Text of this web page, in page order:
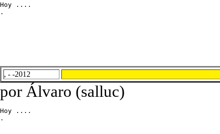
Hoy ....
.
, - -2012
por Álvaro (salluc)
Hoy ....
.